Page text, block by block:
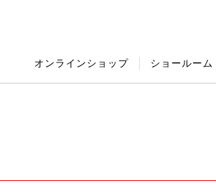
オンラインショップ ショールーム